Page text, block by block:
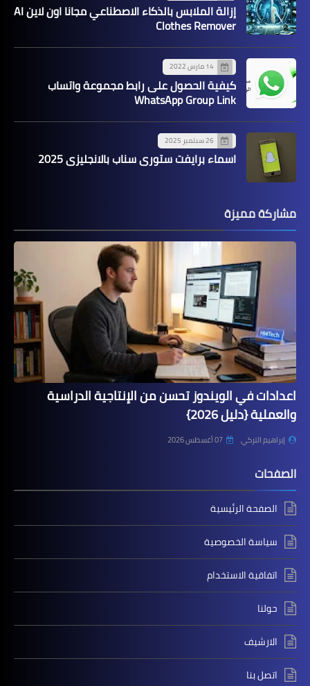
إزالة الملابس بالذكاء الاصطناعي مجانا اون لاين AI
Clothes Remover
14 مارس 2022
كيفية الحصول على رابط مجموعة واتساب
WhatsApp Group Link
26 سبتمبر 2025
اسماء برايفت ستوري سناب بالانجليزي 2025
مشاركة مميزة
اعدادات في الويندوز تحسن من الإنتاجية الدراسية
والعملية {دليل 2026}
إبراهيم التركي 07 أغسطس 2026
الصفحات
الصفحة الرئيسية
سياسة الخصوصية
اتفاقية الاستخدام
حولنا
الارشيف
اتصل بنا